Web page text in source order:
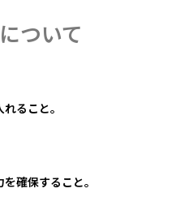
ついて
ること。
確保すること。